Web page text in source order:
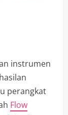
instrumen
perangkat
Flow